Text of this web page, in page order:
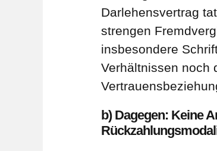
Darlehensvertrag
strengen
insbesondere
Verhältnissen noch
b) Dagegen: Keine